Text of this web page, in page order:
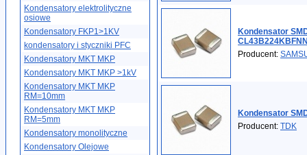
Kondensatory elektrolityczne
osiowe
Kondensatory FKP1>1KV
kondensatory i styczniki PFC
Kondensatory MKT MKP
Kondensatory MKT MKP >1kV
Kondensatory MKT MKP
RM=10mm
Kondensatory MKT MKP
RM=5mm
Kondensatory monolityczne
Kondensatory Olejowe
Kondensator
Producent:
Kondensator
Producent: TDK